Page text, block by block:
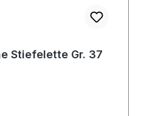
Stiefelette Gr. 37